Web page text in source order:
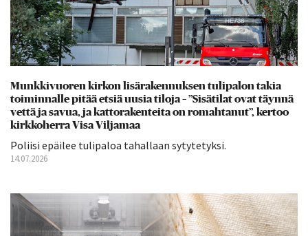
Munkkivuoren kirkon lisärakennuksen tulipalon takia
toiminnalle pitää etsiä uusia tiloja – ”Sisätilat ovat täynnä
vettä ja savua, ja kattorakenteita on romahtanut”, kertoo
kirkkoherra Visa Viljamaa
Poliisi epäilee tulipaloa tahallaan sytytetyksi.
14.07.2026